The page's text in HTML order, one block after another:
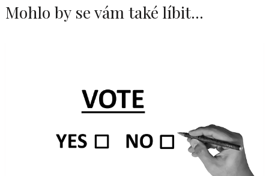
Mohlo by se vám také líbit...